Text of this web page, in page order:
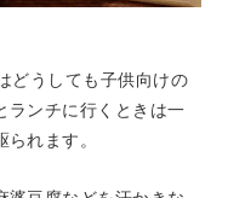
どうしても子供向けの
ランチに行くときは一
れます。